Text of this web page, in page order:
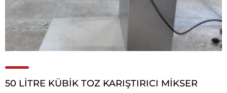
50 LİTRE KÜBİK TOZ KARIŞTIRICI MİKSER